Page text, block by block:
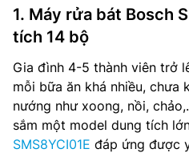
1. Máy rửa bát Bosch
tích 14 bộ
Gia đình 4-5 thành viên trở
mỗi bữa ăn khá nhiều, chưa
nướng như xoong, nồi,
sắm một model dung tích
SMS8YCI01E đáp ứng được